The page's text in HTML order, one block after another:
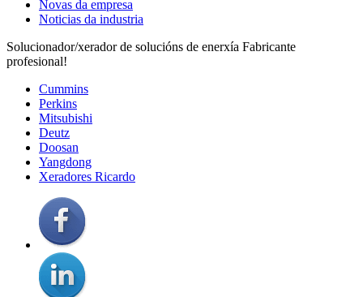
Novas da empresa
Noticias da industria
Solucionador/xerador de solucións de enerxía Fabricante
profesional!
Cummins
Perkins
Mitsubishi
Deutz
Doosan
Yangdong
Xeradores Ricardo